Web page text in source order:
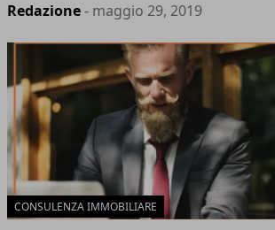
Redazione- maggio 29, 2019
CONSULENZA IMMOBILIARE